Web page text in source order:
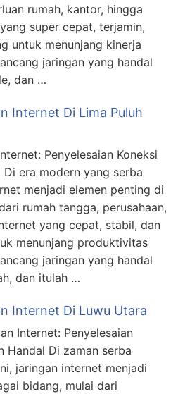
rumah, kantor, hingga
super cepat, terjamin,
untuk menunjang kinerja
jaringan yang handal
dan …
Internet Di Lima Puluh
Penyelesaian Koneksi
era modern yang serba
menjadi elemen penting di
rumah tangga, perusahaan,
yang cepat, stabil, dan
menunjang produktivitas
jaringan yang handal
dan itulah …
Internet Di Luwu Utara
Internet: Penyelesaian
Handal Di zaman serba
jaringan internet menjadi
bidang, mulai dari